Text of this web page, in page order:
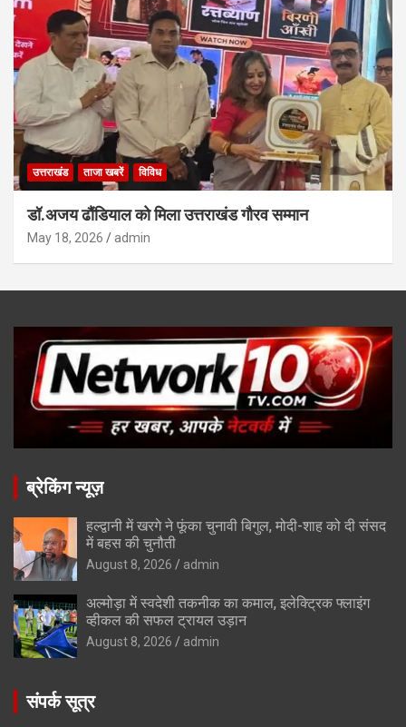
उत्तराखंड ताजा खबरें विविध
डॉ.अजय ढौंडियाल को मिला उत्तराखंड गौरव सम्मान
May 18, 2026 admin
ब्रेकिंग न्यूज़
हल्द्वानी में खरगे ने फूंका चुनावी बिगुल, मोदी-शाह को दी संसद
में बहस की चुनौती
August 8, 2026 admin
अल्मोड़ा में स्वदेशी तकनीक का कमाल, इलेक्ट्रिक फ्लाइंग
व्हीकल की सफल ट्रायल उड़ान
August 8, 2026 admin
संपर्क सूत्र